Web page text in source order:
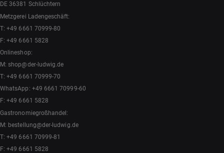
DE 36381 Schlüchtern
Metzgerei Ladengeschäft:
T:+49 6661 70999-80
F: +49 6661 5828
Onlineshop:
M:shop@der-ludwig.de
T:+49 6661 70999-70
WhatsApp: +49 6661 70999-60
F: +49 6661 5828
Gastronomiegroßhandel:
M: bestellung@der-ludwig.de
T:+49 6661 70999-81
F: +49 6661 5828